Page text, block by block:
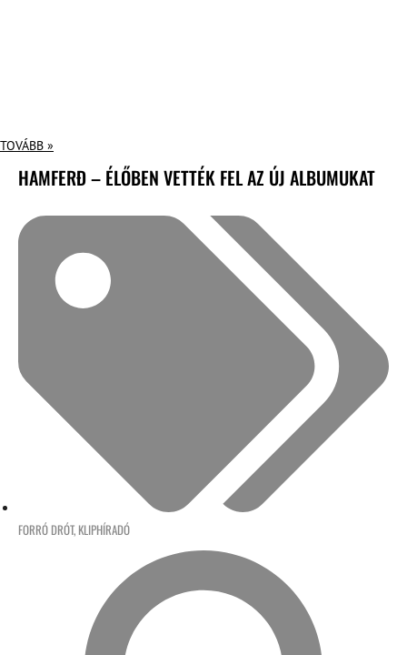
TOVÁBB »
HAMFERÐ – ÉLŐBEN VETTÉK FEL AZ ÚJ ALBUMUKAT
FORRÓ DRÓT, KLIPHÍRADÓ